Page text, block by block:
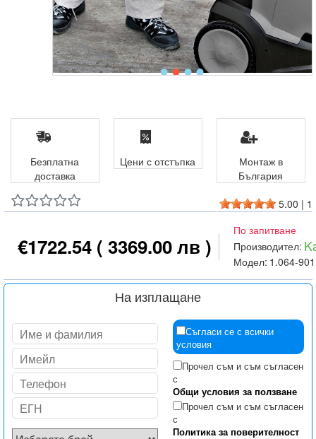
5.00 | 1
€1722.54 ( 3369.00 лв )
По запитване
Производител:
Модел: 1.064-
На изплащане
Съгласи се с всички
условия
Прочел съм и съм съгласен
с
Общи условия за ползване
Прочел съм и съм съгласен
с
Политика за поверителност
Безплатна
доставка
Цени с отстъпка
Монтаж в
България